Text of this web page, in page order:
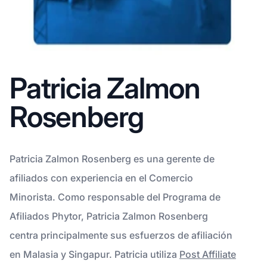
Patricia Zalmon
Rosenberg
Patricia Zalmon Rosenberg es una gerente de
afiliados con experiencia en el Comercio
Minorista. Como responsable del Programa de
Afiliados Phytor, Patricia Zalmon Rosenberg
centra principalmente sus esfuerzos de afiliación
en Malasia y Singapur. Patricia utiliza Post Affiliate